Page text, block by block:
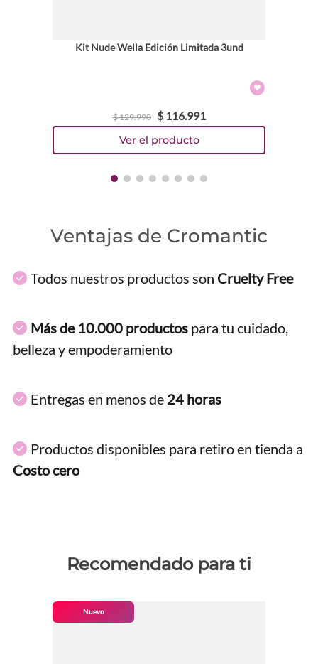
Kit Nude Wella Edición Limitada 3und
$129.990 $ 116.991
Ventajas de Cromantic
Todos nuestros productos son Cruelty Free
Más de 10.000 productos para tu cuidado,
belleza y empoderamiento
Entregas en menos de 24 horas
Productos disponibles para retiro en tienda a
Costo cero
Recomendado para ti
Nuevo